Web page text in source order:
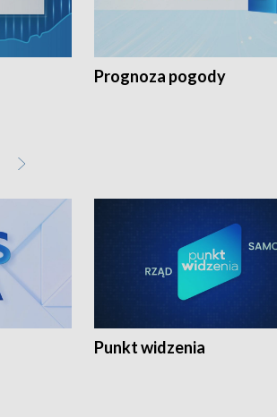
Prognoza pogody
Punkt widzenia